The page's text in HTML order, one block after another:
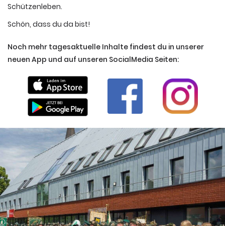
Schützenleben.
Schön, dass du da bist!
Noch mehr tagesaktuelle Inhalte findest du in unserer
neuen App und auf unseren SocialMedia Seiten: